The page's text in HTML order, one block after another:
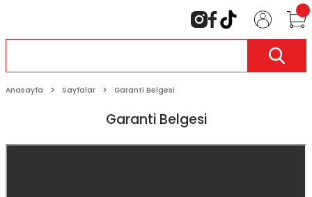
Anasayfa Sayfalar Garanti Belgesi
Garanti Belgesi